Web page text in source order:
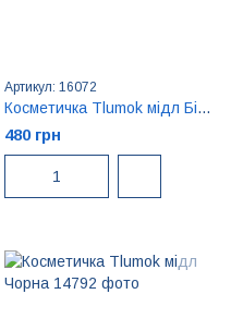
Артикул: 16072
Косметичка Tlumok мідл Біла
480 грн